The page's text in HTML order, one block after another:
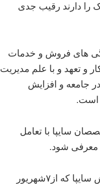
را دارند رقیب جدی
های فروش و خدمات
و تعهد و با علم مدیریت
جامعه و افزایش
است.
سایپا با تعامل
معرفی شود.
معاون بازاریابی و فروش سایپا با اعلام آخرین طرح فروش سایپا که از۷شهریور